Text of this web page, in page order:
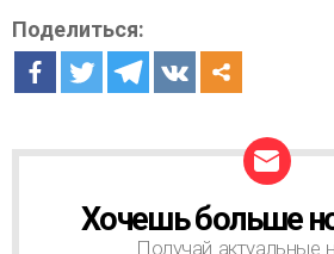
Поделиться:
Хочешь больше
Получай актуальные